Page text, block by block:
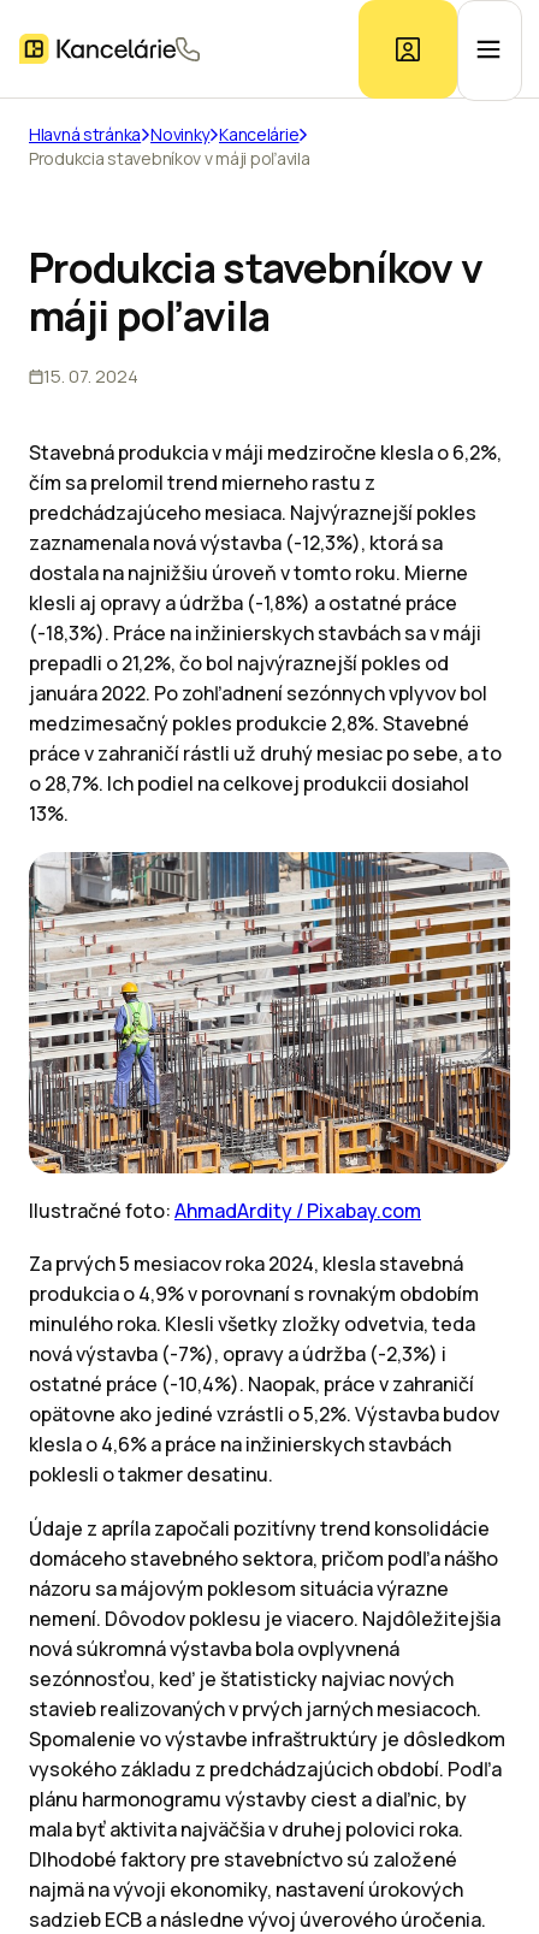
Ponuka kancelárií
Prieskum trhu
Hlavná stránka Novinky Kancelárie
Produkcia stavebníkov v máji poľavila
Produkcia stavebníkov v
máji poľavila
15. 07. 2024
Stavebná produkcia v máji medziročne klesla o 6,2%,
čím sa prelomil trend mierneho rastu z
predchádzajúceho mesiaca. Najvýraznejší pokles
zaznamenala nová výstavba (-12,3%), ktorá sa
dostala na najnižšiu úroveň v tomto roku. Mierne
klesli aj opravy a údržba (-1,8%) a ostatné práce
(-18,3%). Práce na inžinierskych stavbách sa v máji
prepadli o 21,2%, čo bol najvýraznejší pokles od
januára 2022. Po zohľadnení sezónnych vplyvov bol
medzimesačný pokles produkcie 2,8%. Stavebné
práce v zahraničí rástli už druhý mesiac po sebe, a to
o 28,7%. Ich podiel na celkovej produkcii dosiahol
13%.
Ilustračné foto:AhmadArdity / Pixabay.com
Za prvých 5 mesiacov roka 2024, klesla stavebná
produkcia o 4,9% v porovnaní s rovnakým obdobím
minulého roka. Klesli všetky zložky odvetvia, teda
nová výstavba (-7%), opravy a údržba (-2,3%) i
ostatné práce (-10,4%). Naopak, práce v zahraničí
opätovne ako jediné vzrástli o 5,2%. Výstavba budov
klesla o 4,6% a práce na inžinierskych stavbách
poklesli o takmer desatinu.
Údaje z apríla započali pozitívny trend konsolidácie
domáceho stavebného sektora, pričom podľa nášho
názoru sa májovým poklesom situácia výrazne
nemení. Dôvodov poklesu je viacero. Najdôležitejšia
nová súkromná výstavba bola ovplyvnená
sezónnosťou, keď je štatisticky najviac nových
stavieb realizovaných v prvých jarných mesiacoch.
Spomalenie vo výstavbe infraštruktúry je dôsledkom
vysokého základu z predchádzajúcich období. Podľa
plánu harmonogramu výstavby ciest a diaľnic, by
mala byť aktivita najväčšia v druhej polovici roka.
Dlhodobé faktory pre stavebníctvo sú založené
najmä na vývoji ekonomiky, nastavení úrokových
sadzieb ECB a následne vývoj úverového úročenia.